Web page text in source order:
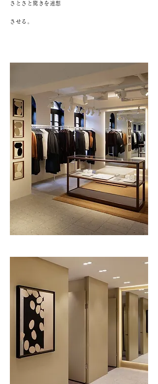
さとさと驚きを連想
させる。